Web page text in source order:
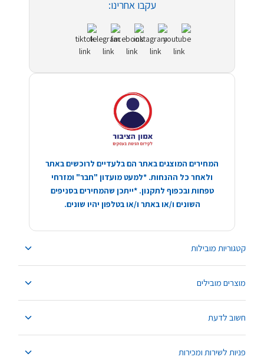
קטגוריות מובילות
מוצרים מובילים
חשוב לדעת
פניות לשירות ומכירות
עקבו אחרינו:
המחירים המוצגים באתר הם בלעדיים לרוכשים באתר
ולאחר כל ההנחות. *למעט מועדון "חבר" ומזרחי
טפחות ובכפוף לתקנון. *ייתכן שהמחירים בסניפים
השונים ו/או באתר ו/או בטלפון יהיו שונים.